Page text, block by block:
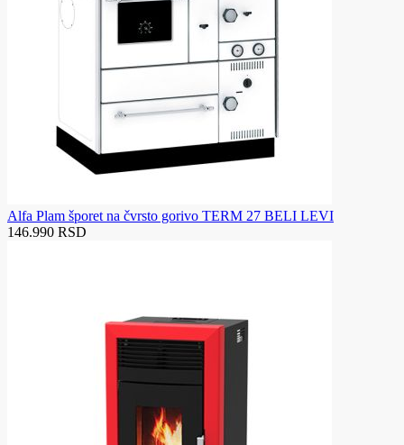
Alfa Plam šporet na čvrsto gorivo TERM 27 BELI LEVI
146.990 RSD